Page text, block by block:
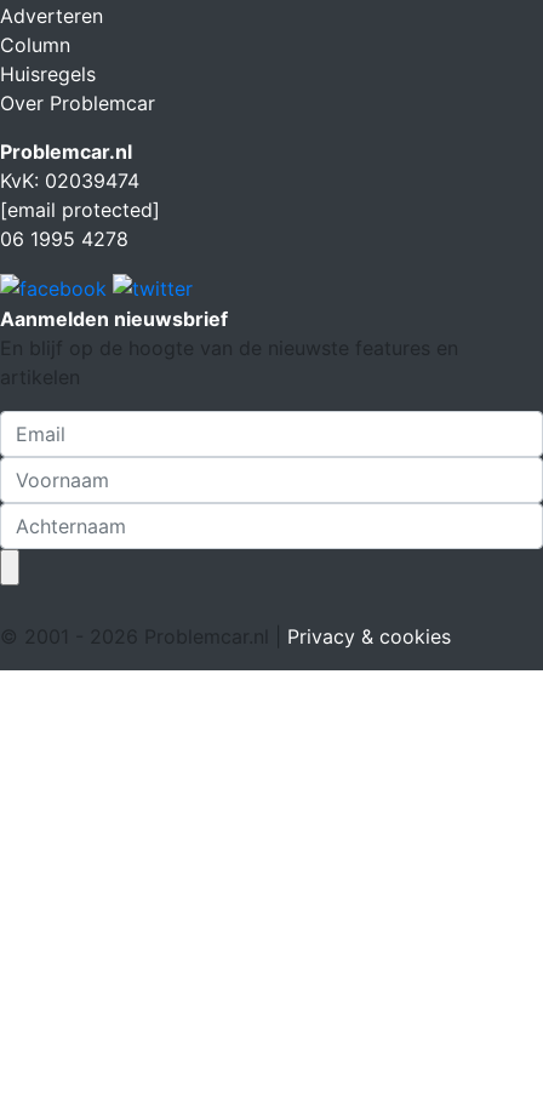
Adverteren
Column
Huisregels
Over Problemcar
Problemcar.nl
KvK: 02039474
[email protected]
06 1995 4278
Aanmelden nieuwsbrief
En blijf op de hoogte van de nieuwste features en
artikelen
© 2001 - 2026 Problemcar.nl | Privacy & cookies